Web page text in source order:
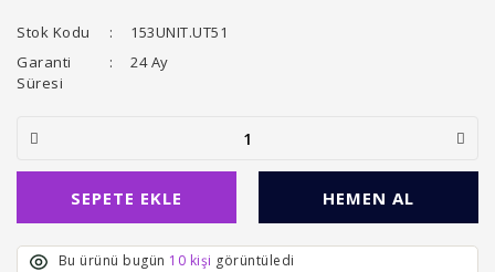
Stok Kodu
153UNIT.UT51
Garanti
Süresi
24 Ay
SEPETE EKLE HEMEN AL
Bu ürünü bugün 10 kişi görüntüledi